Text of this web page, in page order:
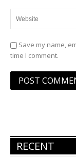
Save my name,
time I comment.
RECENT